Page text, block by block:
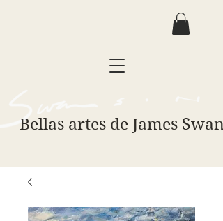
Bellas artes de James